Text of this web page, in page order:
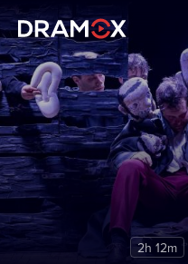
Dárkové poukazy
Registrujte se
2h 12m